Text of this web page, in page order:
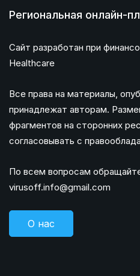
Региональная онлайн-
Сайт разработан при
Healthcare
Все права на материалы,
принадлежат авторам.
фрагментов на сторонних
согласовывать с
По всем вопросам
virusoff.info@gmail.com
О нас